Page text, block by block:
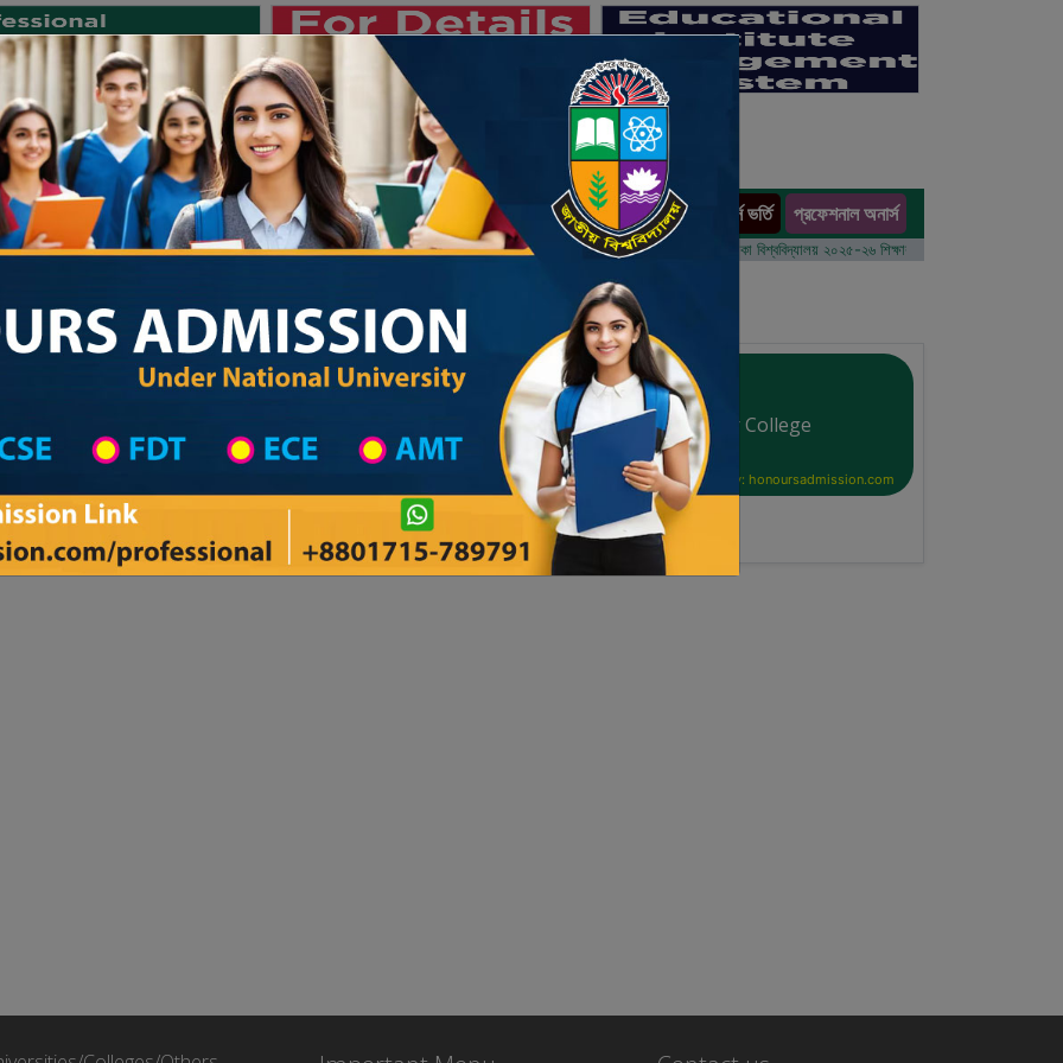
Private University International University University College Results অনার্স ভর্তি প্রফেশনাল অনার্স
জাতীয় বিশ্ববিদ্যালয় ২০২৫-২৬ শিক্ষাবর্ষের ১ম বর্ষের ভর্তি আবেদন বিজ্ঞপ্তি ঢাকা বিশ্ববিদ্যালয় ২০২৫-২৬ শিক্ষাবর্ষে আন্ডারগ্র্যাজুয়েট প্রোগ্রামে
Govt. Sreenagar College
Courtesy: honoursadmission.com